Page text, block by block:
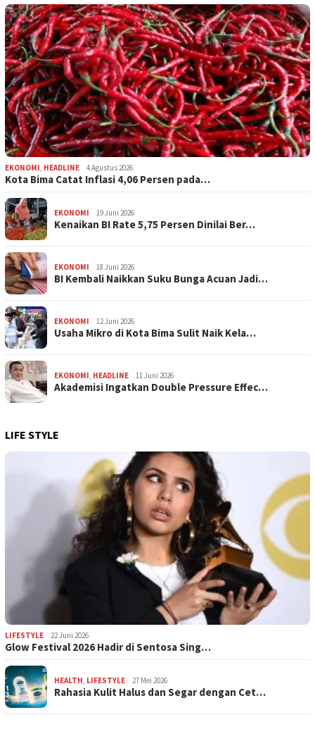
EKONOMI, HEADLINE 4 Agustus 2026
Kota Bima Catat Inflasi 4,06 Persen pada…
EKONOMI 19 Juni 2026
Kenaikan BI Rate 5,75 Persen Dinilai Ber…
EKONOMI 18 Juni 2026
BI Kembali Naikkan Suku Bunga Acuan Jadi…
EKONOMI 12 Juni 2026
Usaha Mikro di Kota Bima Sulit Naik Kela…
EKONOMI, HEADLINE 11 Juni 2026
Akademisi Ingatkan Double Pressure Effec…
LIFE STYLE
LIFESTYLE 22 Juni 2026
Glow Festival 2026 Hadir di Sentosa Sing…
HEALTH, LIFESTYLE 27 Mei 2026
Rahasia Kulit Halus dan Segar dengan Cet…